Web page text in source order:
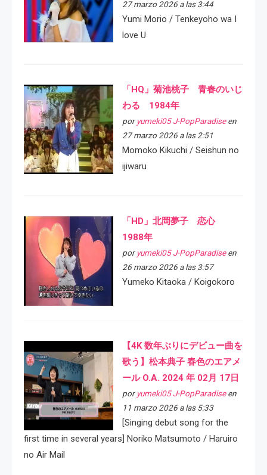
27 marzo 2026 a las 3:44
Yumi Morio / Tenkeyoho wa I
love U
「HQ」菊池桃子 青春のいじ
わる 1984年
por yumeki05 J-PopParadiseen
27 marzo 2026 a las 2:51
Momoko Kikuchi / Seishun no
ijiwaru
「HD」北岡夢子 恋心
1988年
por yumeki05 J-PopParadiseen
26 marzo 2026 a las 3:57
Yumeko Kitaoka / Koigokoro
【4K 数年ぶりにデビュー曲を
歌う】松本典子 春色のエアメ
ール O.A. 2024 年 02月 17日
por yumeki05 J-PopParadiseen
11 marzo 2026 a las 5:33
[Singing debut song for the
first time in several years] Noriko Matsumoto / Haruiro
no Air Mail